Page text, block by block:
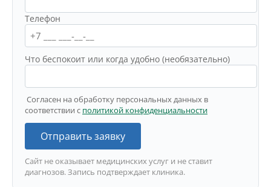
Телефон
Что беспокоит или когда удобно (необязательно)
Согласен на обработку персональных данных в
соответствии с политикой конфиденциальности
Отправить заявку
Сайт не оказывает медицинских услуг и не ставит
диагнозов. Запись подтверждает клиника.